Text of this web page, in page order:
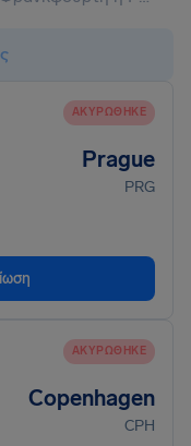
ΑΚΥΡΏΘΗΚΕ
Prague
PRG
ΑΚΥΡΏΘΗΚΕ
Copenhagen
CPH